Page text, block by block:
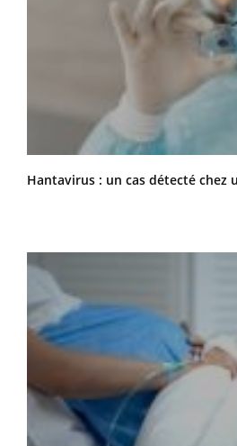
Hantavirus : un cas détecté chez